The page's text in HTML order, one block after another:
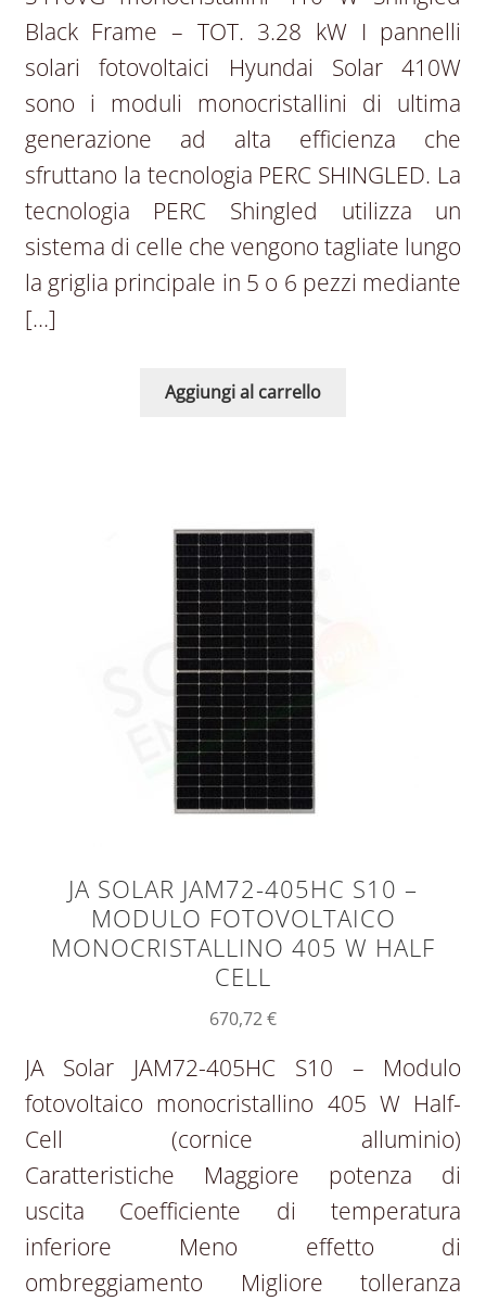
Black Frame – TOT. 3.28 kW I pannelli
solari fotovoltaici Hyundai Solar 410W
sono i moduli monocristallini di ultima
generazione ad alta efficienza che
sfruttano la tecnologia PERC SHINGLED. La
tecnologia PERC Shingled utilizza un
sistema di celle che vengono tagliate lungo
la griglia principale in 5 o 6 pezzi mediante
[…]
Aggiungi al carrello
JA SOLAR JAM72-405HC S10 –
MODULO FOTOVOLTAICO
MONOCRISTALLINO 405 W HALF
CELL
670,72€
JA Solar JAM72-405HC S10 – Modulo
fotovoltaico monocristallino 405 W Half-
Cell (cornice alluminio)
Caratteristiche Maggiore potenza di
uscita Coefficiente di temperatura
inferiore Meno effetto di
ombreggiamento Migliore tolleranza